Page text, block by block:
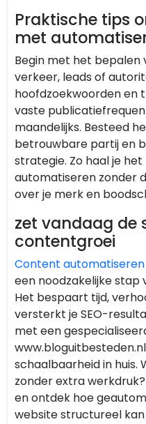
Praktische tips
met
Begin met het bepalen
verkeer, leads of
hoofdzoekwoorden en
vaste
maandelijks. Besteed
betrouwbare partij en
strategie. Zo haal je
automatiseren zonder
over je merk en
zet vandaag de
contentgroei
Content automatiseren
een noodzakelijke stap
Het bespaart tijd,
versterkt je SEO-
met een
schaalbaarheid in huis.
zonder extra
en ontdek hoe
website structureel